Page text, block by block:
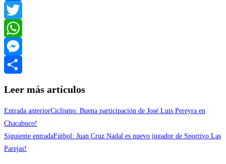
Facebook
Twitter
WhatsApp
Messenger
Leer más artículos
Entrada anteriorCiclismo: Buena participación de José Luis Pereyra en
Chacabuco!
Siguiente entradaFútbol: Juan Cruz Nadal es nuevo jugador de Sportivo Las
Parejas!